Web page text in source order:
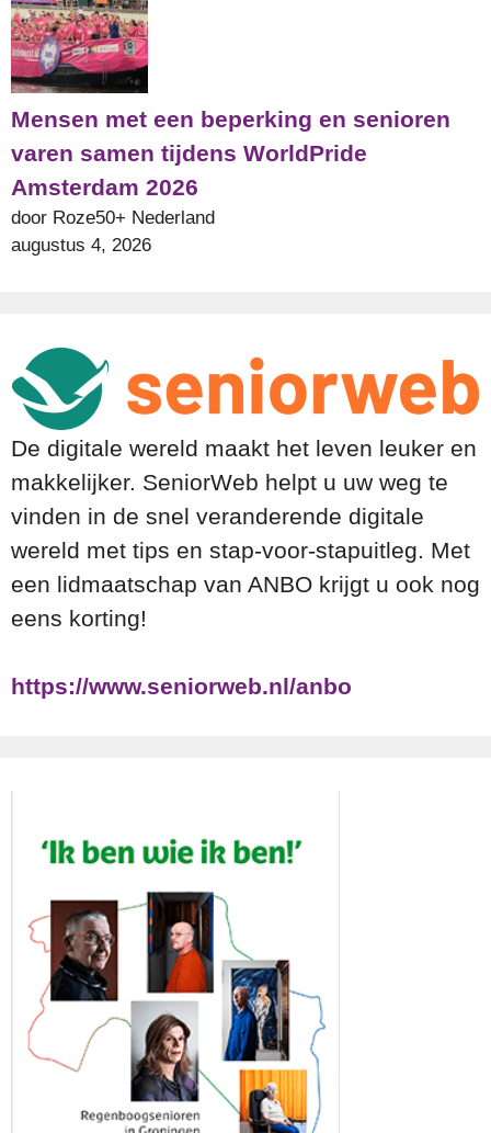
Mensen met een beperking en senioren
varen samen tijdens WorldPride
Amsterdam 2026
door Roze50+ Nederland
augustus 4, 2026
De digitale wereld maakt het leven leuker en
makkelijker. SeniorWeb helpt u uw weg te
vinden in de snel veranderende digitale
wereld met tips en stap-voor-stapuitleg. Met
een lidmaatschap van ANBO krijgt u ook nog
eens korting!
https://www.seniorweb.nl/anbo